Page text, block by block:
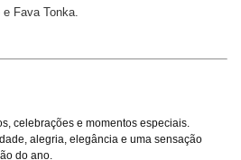
Fava Tonka.
celebrações e momentos especiais.
alegria, elegância e uma sensação
do ano.